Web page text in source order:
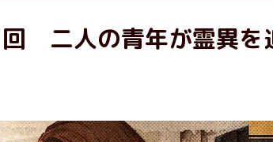
二人の青年が霊異を